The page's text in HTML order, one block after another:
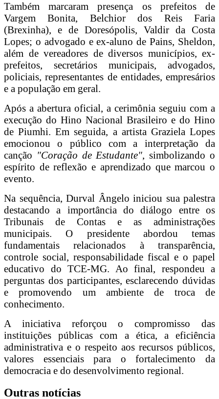
Também marcaram presença os prefeitos de
Vargem Bonita, Belchior dos Reis Faria
(Brexinha), e de Doresópolis, Valdir da Costa
Lopes; o advogado e ex-aluno de Pains, Sheldon,
além de vereadores de diversos municípios, ex-
prefeitos, secretários municipais, advogados,
policiais, representantes de entidades, empresários
e a população em geral.
Após a abertura oficial, a cerimônia seguiu com a
execução do Hino Nacional Brasileiro e do Hino
de Piumhi. Em seguida, a artista Graziela Lopes
emocionou o público com a interpretação da
canção "Coração de Estudante", simbolizando o
espírito de reflexão e aprendizado que marcou o
evento.
Na sequência, Durval Ângelo iniciou sua palestra
destacando a importância do diálogo entre os
Tribunais de Contas e as administrações
municipais. O presidente abordou temas
fundamentais relacionados à transparência,
controle social, responsabilidade fiscal e o papel
educativo do TCE-MG. Ao final, respondeu a
perguntas dos participantes, esclarecendo dúvidas
e promovendo um ambiente de troca de
conhecimento.
A iniciativa reforçou o compromisso das
instituições públicas com a ética, a eficiência
administrativa e o respeito aos recursos públicos,
valores essenciais para o fortalecimento da
democracia e do desenvolvimento regional.
Outras notícias